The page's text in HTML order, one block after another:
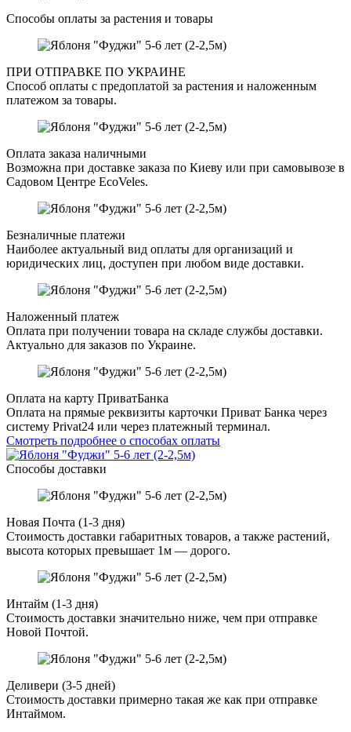
Способы оплаты за растения и товары
ПРИ ОТПРАВКЕ ПО УКРАИНЕ
Способ оплаты с предоплатой за растения и наложенным
платежом за товары.
Оплата заказа наличными
Возможна при доставке заказа по Киеву или при самовывозе в
Садовом Центре EcoVeles.
Безналичные платежи
Наиболее актуальный вид оплаты для организаций и
юридических лиц, доступен при любом виде доставки.
Наложенный платеж
Оплата при получении товара на складе службы доставки.
Актуально для заказов по Украине.
Оплата на карту ПриватБанка
Оплата на прямые реквизиты карточки Приват Банка через
систему Privat24 или через платежный терминал.
Смотреть подробнее о способах оплаты
Способы доставки
Новая Почта (1-3 дня)
Стоимость доставки габаритных товаров, а также растений,
высота которых превышает 1м — дорого.
Интайм (1-3 дня)
Стоимость доставки значительно ниже, чем при отправке
Новой Почтой.
Деливери (3-5 дней)
Стоимость доставки примерно такая же как при отправке
Интаймом.